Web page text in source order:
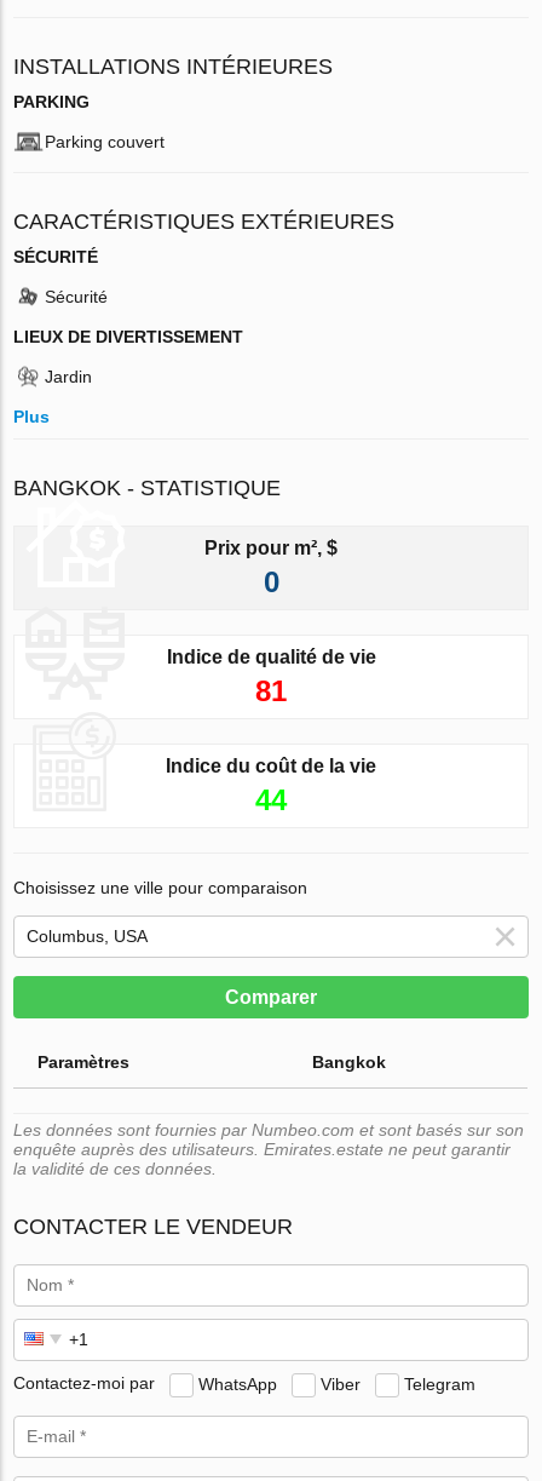
INSTALLATIONS INTÉRIEURES
PARKING
Parking couvert
CARACTÉRISTIQUES EXTÉRIEURES
SÉCURITÉ
Sécurité
LIEUX DE DIVERTISSEMENT
Jardin
Plus
BANGKOK - STATISTIQUE
Prix pour m², $
0
Indice de qualité de vie
81
Indice du coût de la vie
44
Choisissez une ville pour comparaison
Comparer
Paramètres Bangkok
Les données sont fournies par Numbeo.com et sont basés sur son
enquête auprès des utilisateurs. Emirates.estate ne peut garantir
la validité de ces données.
CONTACTER LE VENDEUR
Contactez-moi par WhatsApp Viber Telegram